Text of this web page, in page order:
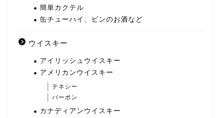
簡単カクテル
缶チューハイ、ビンのお酒など
ウイスキー
アイリッシュウイスキー
アメリカンウイスキー
テネシー
バーボン
カナディアンウイスキー